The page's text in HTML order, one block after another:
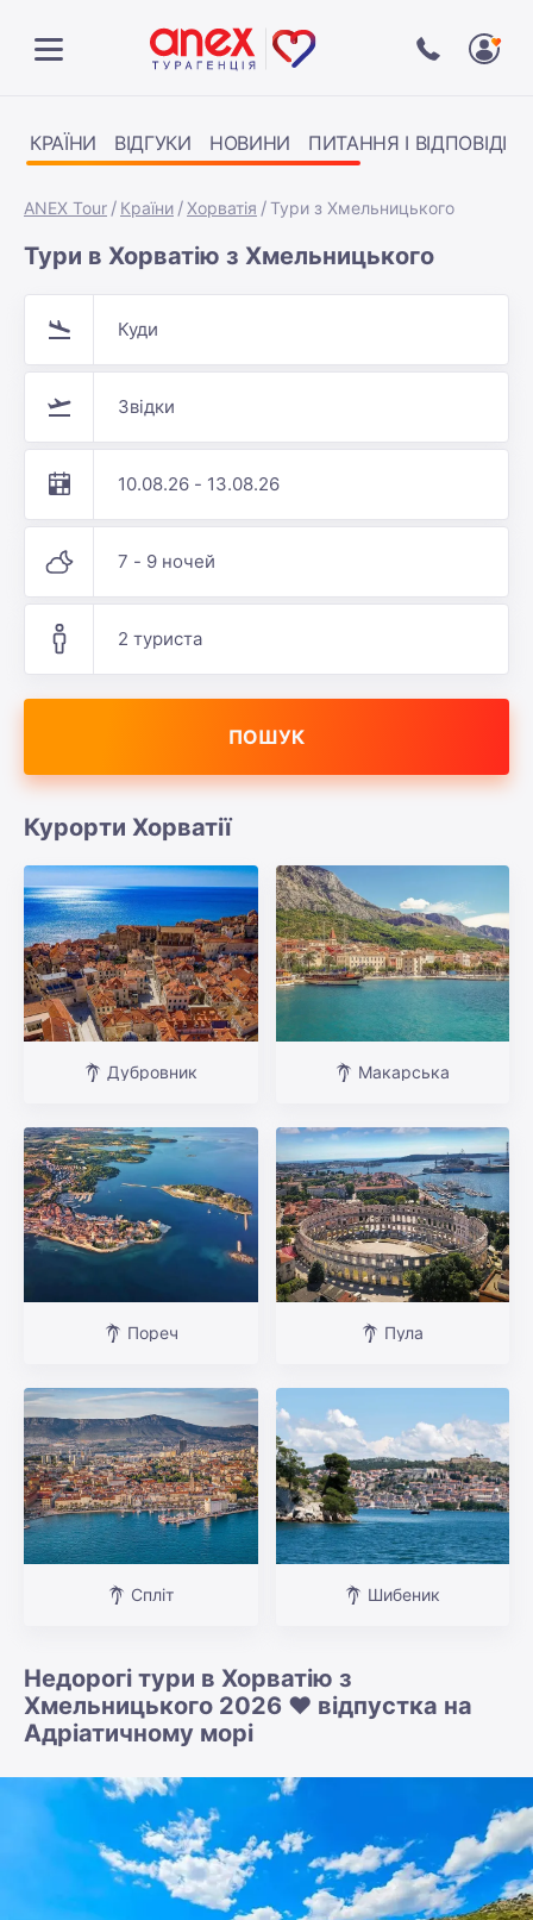
КРАЇНИ ВІДГУКИ НОВИНИ ПИТАННЯ І ВІДПОВІДІ
ANEX Tour Країни Хорватія Тури з Хмельницького
Тури в Хорватію з Хмельницького
Куди
Звідки
10.08.26 - 13.08.26
7 - 9 ночей
2 туриста
ПОШУК
Курорти Хорватії
Дубровник Макарська
Пореч Пула
Спліт Шибеник
Недорогі тури в Хорватію з
Хмельницького 2026 ❤️ відпустка на
Адріатичному морі